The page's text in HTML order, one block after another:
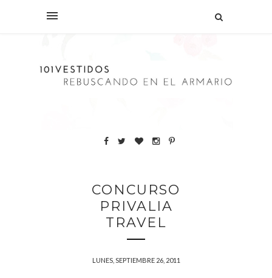
CONCURSO
PRIVALIA
TRAVEL
LUNES, SEPTIEMBRE 26, 2011